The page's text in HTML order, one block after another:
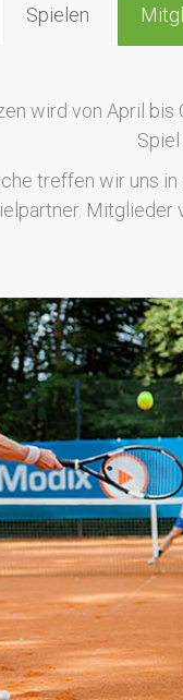
Spielen
wird von April
treffen wir uns